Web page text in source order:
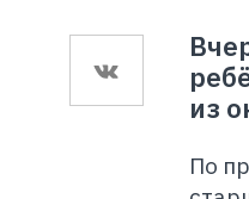
из
По